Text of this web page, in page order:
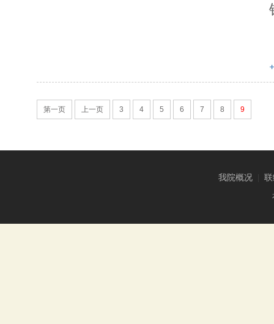
第一页 上一页 3 4 5 6 7 8 9
我院概况